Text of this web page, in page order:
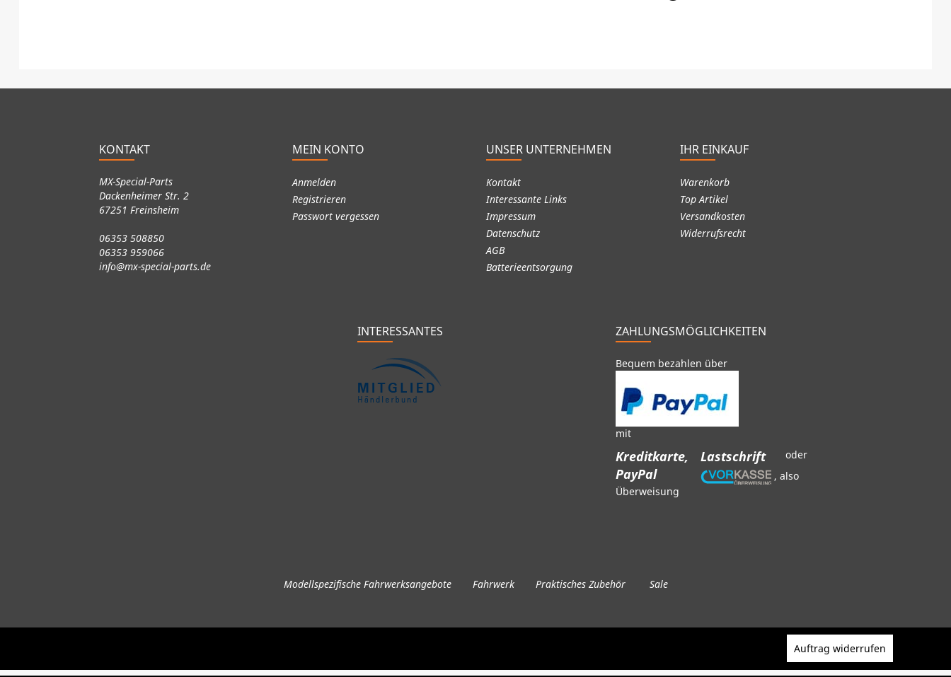
KONTAKT
MX-Special-Parts
Dackenheimer Str. 2
67251 Freinsheim
06353 508850
06353 959066
info@mx-special-parts.de
MEIN KONTO
Anmelden
Registrieren
Passwort vergessen
UNSER UNTERNEHMEN
Kontakt
Interessante Links
Impressum
Datenschutz
AGB
Batterieentsorgung
IHR EINKAUF
Warenkorb
Top Artikel
Versandkosten
Widerrufsrecht
INTERESSANTES ZAHLUNGSMÖGLICHKEITEN
Bequem bezahlen über
mit
Kreditkarte,
Lastschrift
PayPal
oder
, also
Überweisung
Modellspezifische Fahrwerksangebote Fahrwerk Praktisches Zubehör Sale
Auftrag widerrufen